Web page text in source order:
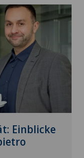
Einblicke